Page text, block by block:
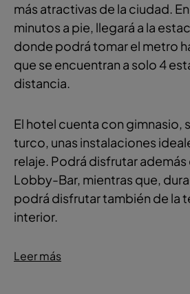
más atractivas de la ciudad.
minutos a pie, llegará a la
donde podrá tomar el metro
que se encuentran a solo 4
distancia.
El hotel cuenta con gimnasio,
turco, unas instalaciones
relaje. Podrá disfrutar
Lobby-Bar, mientras que,
podrá disfrutar también de la
interior.
Leer más